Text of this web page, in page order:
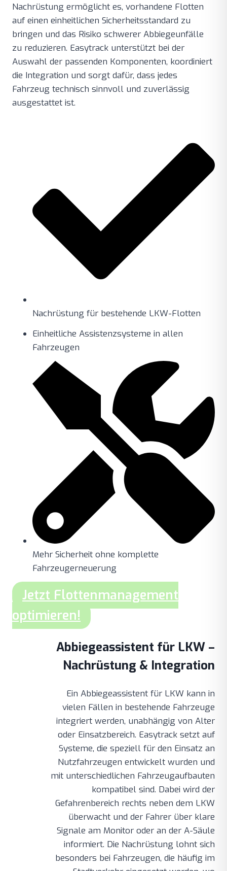
Nachrüstung ermöglicht es, vorhandene Flotten
auf einen einheitlichen Sicherheitsstandard zu
bringen und das Risiko schwerer Abbiegeunfälle
zu reduzieren. Easytrack unterstützt bei der
Auswahl der passenden Komponenten, koordiniert
die Integration und sorgt dafür, dass jedes
Fahrzeug technisch sinnvoll und zuverlässig
ausgestattet ist.
Nachrüstung für bestehende LKW-Flotten
Einheitliche Assistenzsysteme in allen
Fahrzeugen
Mehr Sicherheit ohne komplette
Fahrzeugerneuerung
Jetzt Flottenmanagement
optimieren!
Abbiegeassistent für LKW –
Nachrüstung & Integration
Ein Abbiegeassistent für LKW kann in
vielen Fällen in bestehende Fahrzeuge
integriert werden, unabhängig von Alter
oder Einsatzbereich. Easytrack setzt auf
Systeme, die speziell für den Einsatz an
Nutzfahrzeugen entwickelt wurden und
mit unterschiedlichen Fahrzeugaufbauten
kompatibel sind. Dabei wird der
Gefahrenbereich rechts neben dem LKW
überwacht und der Fahrer über klare
Signale am Monitor oder an der A-Säule
informiert. Die Nachrüstung lohnt sich
besonders bei Fahrzeugen, die häufig im